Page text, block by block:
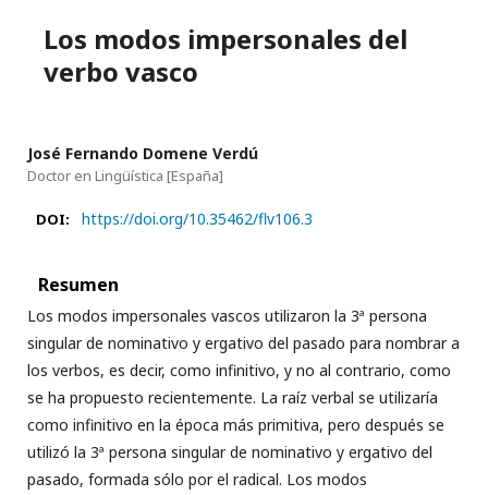
Los modos impersonales del
verbo vasco
José Fernando Domene Verdú
Doctor en Lingüística [España]
DOI: https://doi.org/10.35462/flv106.3
Resumen
Los modos impersonales vascos utilizaron la 3ª persona
singular de nominativo y ergativo del pasado para nombrar a
los verbos, es decir, como infinitivo, y no al contrario, como
se ha propuesto recientemente. La raíz verbal se utilizaría
como infinitivo en la época más primitiva, pero después se
utilizó la 3ª persona singular de nominativo y ergativo del
pasado, formada sólo por el radical. Los modos